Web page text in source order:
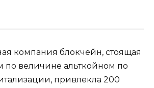
компания блокчейн, стоящая
по величине альткойном по
привлекла 200